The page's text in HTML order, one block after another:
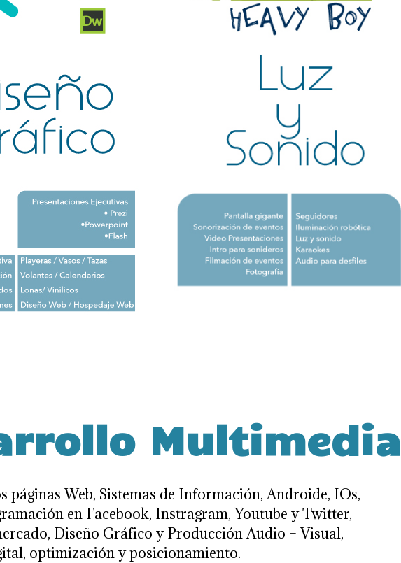
Multimedia
páginas Web, Sistemas de Información, Androide, IOs,
en Facebook, Instragram, Youtube y Twitter,
Diseño Gráfico y Producción Audio – Visual,
optimización y posicionamiento.